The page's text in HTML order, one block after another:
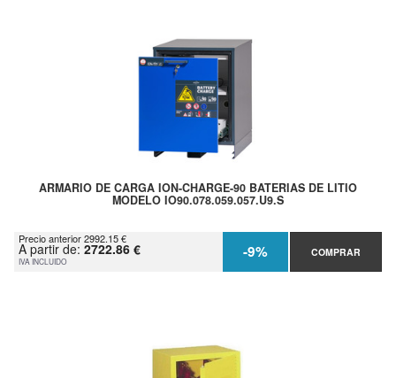
ARMARIO DE CARGA ION-CHARGE-90 BATERIAS DE LITIO
MODELO IO90.078.059.057.U9.S
Precio anterior 2992.15 €
A partir de: 2722.86 €
IVA INCLUIDO -9% COMPRAR